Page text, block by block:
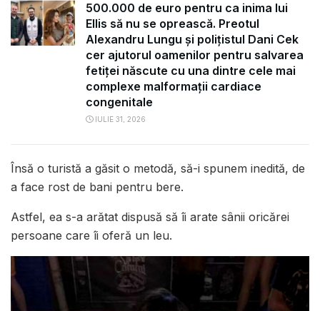
500.000 de euro pentru ca inima lui
Ellis să nu se oprească. Preotul
Alexandru Lungu și polițistul Dani Cek
cer ajutorul oamenilor pentru salvarea
fetiței născute cu una dintre cele mai
complexe malformații cardiace
congenitale
IULIE 31, 2026
Însă o turistă a găsit o metodă, să-i spunem inedită, de
a face rost de bani pentru bere.
Astfel, ea s-a arătat dispusă să îi arate sânii oricărei
persoane care îi oferă un leu.